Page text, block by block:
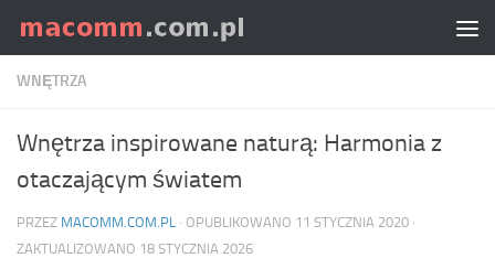
Skip to content
WNĘTRZA
Wnętrza inspirowane naturą: Harmonia z
otaczającym światem
PRZEZ MACOMM.COM.PL · OPUBLIKOWANO 11 STYCZNIA 2020 ·
ZAKTUALIZOWANO 18 STYCZNIA 2026